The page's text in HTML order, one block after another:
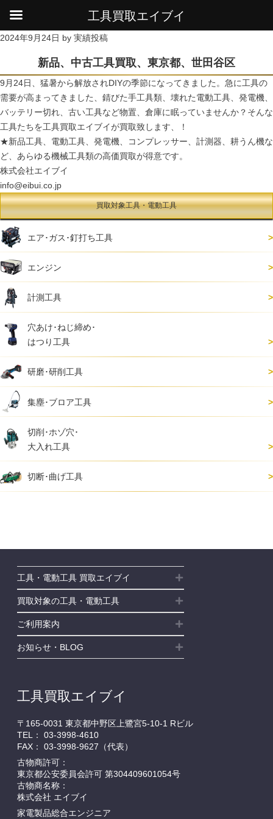
HOME 新着情報・お知らせ 新品、中古工具買取、東京都、世田谷区
2024年9月24日 by 実績投稿
新品、中古工具買取、東京都、世田谷区
9月24日、猛暑から解放されDIYの季節になってきました。急に工具の
需要が高まってきました、錆びた手工具類、壊れた電動工具、発電機、
バッテリー切れ、古い工具など物置、倉庫に眠っていませんか？そんな
工具たちを工具買取エイブイが買取致します、！
★新品工具、電動工具、発電機、コンプレッサー、計測器、耕うん機な
ど、あらゆる機械工具類の高価買取が得意です。
株式会社エイブイ
info@eibui.co.jp
買取対象工具・電動工具
エア･ガス･釘打ち工具
エンジン
計測工具
穴あけ･ねじ締め･
はつり工具
研磨･研削工具
集塵･ブロア工具
切削･ホゾ穴･
大入れ工具
切断･曲げ工具
工具・電動工具 買取エイブイ
買取対象の工具・電動工具
ご利用案内
お知らせ・BLOG
工具買取エイブイ
〒165-0031 東京都中野区上鷺宮5-10-1 Rビル
TEL： 03-3998-4610
FAX： 03-3998-9627（代表）
古物商許可：
東京都公安委員会許可 第304409601054号
古物商名称：
株式会社 エイブイ
家電製品総合エンジニア
工具買取エイブイ